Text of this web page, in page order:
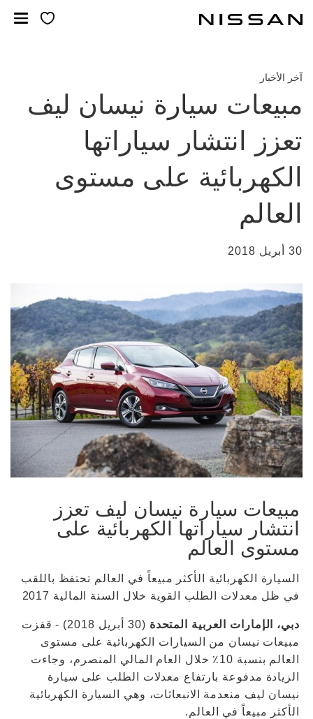
المحتوى
آخر الأخبار
مبيعات سيارة نيسان ليف
تعزز انتشار سياراتها
الكهربائية على مستوى
العالم
30 أبريل 2018
مبيعات سيارة نيسان ليف تعزز
انتشار سياراتها الكهربائية على
مستوى العالم
السيارة الكهربائية الأكثر مبيعاً في العالم تحتفظ باللقب
في ظل معدلات الطلب القوية خلال السنة المالية 2017
دبي، الإمارات العربية المتحدة
(30 أبريل 2018) - قفزت
مبيعات نيسان من السيارات الكهربائية على مستوى
العالم بنسبة 10٪ خلال العام المالي المنصرم، وجاءت
الزيادة مدفوعة بارتفاع معدلات الطلب على سيارة
نيسان ليف منعدمة الانبعاثات، وهي السيارة الكهربائية
الأكثر مبيعاً في العالم.